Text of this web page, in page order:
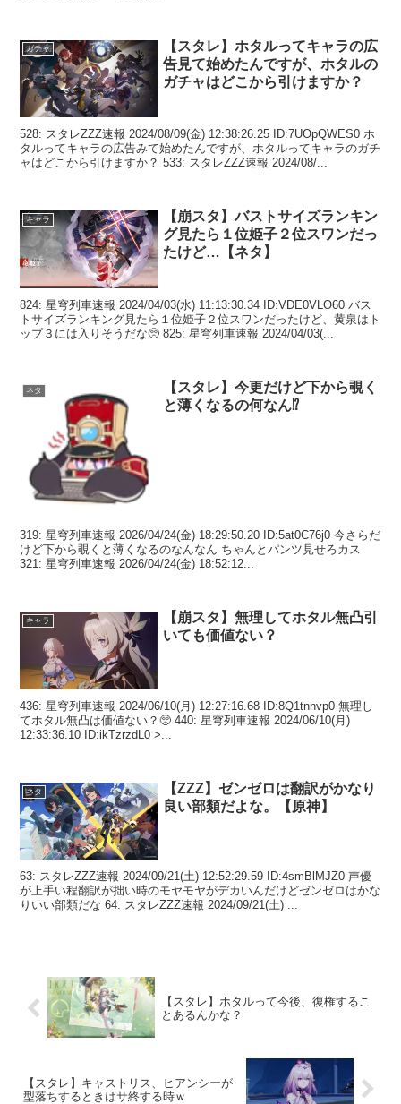
ガチャ
【スタレ】ホタルってキャラの広
告見て始めたんですが、ホタルの
ガチャはどこから引けますか？
528: スタレZZZ速報 2024/08/09(金) 12:38:26.25 ID:7UOpQWES0 ホ
タルってキャラの広告みて始めたんですが、ホタルってキャラのガチ
ャはどこから引けますか？ 533: スタレZZZ速報 2024/08/...
キャラ
【崩スタ】バストサイズランキン
グ見たら１位姫子２位スワンだっ
たけど…【ネタ】
824: 星穹列車速報 2024/04/03(水) 11:13:30.34 ID:VDE0VLO60 バス
トサイズランキング見たら１位姫子２位スワンだったけど、黄泉はト
ップ３には入りそうだな🥺 825: 星穹列車速報 2024/04/03(...
ネタ
【スタレ】今更だけど下から覗く
と薄くなるの何なん⁉
319: 星穹列車速報 2026/04/24(金) 18:29:50.20 ID:5at0C76j0 今さらだ
けど下から覗くと薄くなるのなんなん ちゃんとパンツ見せろカス
321: 星穹列車速報 2026/04/24(金) 18:52:12...
キャラ
【崩スタ】無理してホタル無凸引
いても価値ない？
436: 星穹列車速報 2024/06/10(月) 12:27:16.68 ID:8Q1tnnvp0 無理し
てホタル無凸は価値ない？🥺 440: 星穹列車速報 2024/06/10(月)
12:33:36.10 ID:ikTzrzdL0 >...
ネタ
【ZZZ】ゼンゼロは翻訳がかなり
良い部類だよな。【原神】
63: スタレZZZ速報 2024/09/21(土) 12:52:29.59 ID:4smBlMJZ0 声優
が上手い程翻訳が拙い時のモヤモヤがデカいんだけどゼンゼロはかな
りいい部類だな 64: スタレZZZ速報 2024/09/21(土) ...
【スタレ】ホタルって今後、復権するこ
とあるんかな？
【スタレ】キャストリス、ヒアンシーが
型落ちするときはサ終する時ｗ